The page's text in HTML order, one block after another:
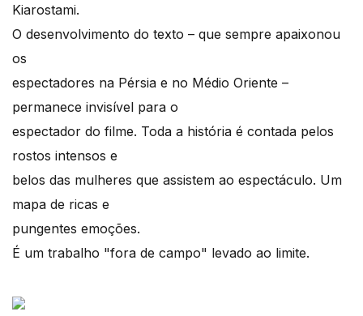
Kiarostami.
O desenvolvimento do texto – que sempre apaixonou
os
espectadores na Pérsia e no Médio Oriente –
permanece invisível para o
espectador do filme. Toda a história é contada pelos
rostos intensos e
belos das mulheres que assistem ao espectáculo. Um
mapa de ricas e
pungentes emoções.
É um trabalho "fora de campo" levado ao limite.